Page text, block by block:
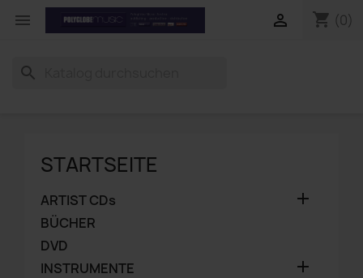
 shopping_cart (0)

search
STARTSEITE
ARTIST CDs 
BÜCHER
DVD
INSTRUMENTE
